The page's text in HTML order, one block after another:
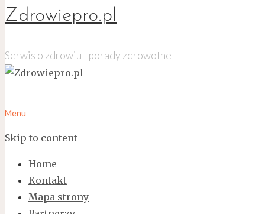
Zdrowiepro.pl
Serwis o zdrowiu - porady zdrowotne
Menu
Skip to content
Home
Kontakt
Mapa strony